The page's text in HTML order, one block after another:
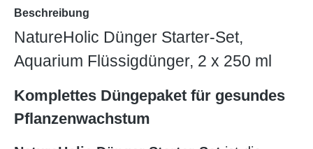
Beschreibung
NatureHolic Dünger Starter-Set,
Aquarium Flüssigdünger, 2 x 250 ml
Komplettes Düngepaket für gesundes
Pflanzenwachstum